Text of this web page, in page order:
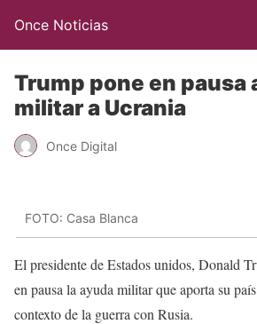
Once Noticias
Trump pone en pausa
militar a Ucrania
Once Digital
FOTO: Casa Blanca
El presidente de Estados unidos, Donald
en pausa la ayuda militar que aporta su
contexto de la guerra con Rusia.